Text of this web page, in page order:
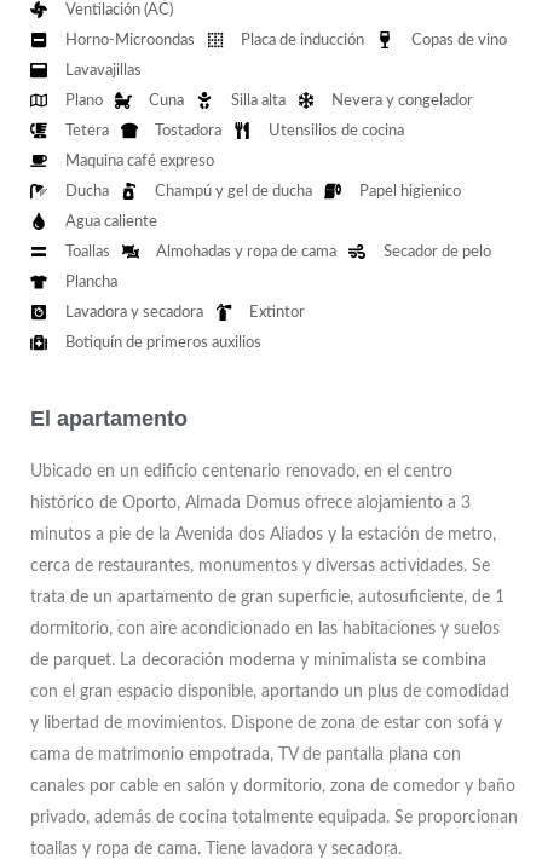
Ventilación (AC)
Horno-Microondas
Placa de inducción
Copas de vino
Lavavajillas
Plano
Cuna Silla alta
Nevera y congelador
Tetera
Tostadora
Utensilios de cocina
Maquina café expreso
Ducha
Champú y gel de ducha
Papel higienico
Agua caliente
Toallas
Almohadas y ropa de cama
Secador de pelo
Plancha
Lavadora y secadora
Extintor
Botiquín de primeros auxilios
El apartamento
Ubicado en un edificio centenario renovado, en el centro
histórico de Oporto, Almada Domus ofrece alojamiento a 3
minutos a pie de la Avenida dos Aliados y la estación de metro,
cerca de restaurantes, monumentos y diversas actividades. Se
trata de un apartamento de gran superficie, autosuficiente, de 1
dormitorio, con aire acondicionado en las habitaciones y suelos
de parquet. La decoración moderna y minimalista se combina
con el gran espacio disponible, aportando un plus de comodidad
y libertad de movimientos. Dispone de zona de estar con sofá y
cama de matrimonio empotrada, TV de pantalla plana con
canales por cable en salón y dormitorio, zona de comedor y baño
privado, además de cocina totalmente equipada. Se proporcionan
toallas y ropa de cama. Tiene lavadora y secadora.